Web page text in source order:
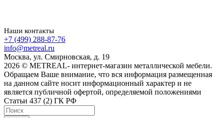
Наши контакты
+7 (499) 288-87-76
info@metreal.ru
Москва, ул. Смирновская, д. 19
2026 © METREAL- интернет-магазин металлической мебели.
Обращаем Ваше внимание, что вся информация размещенная
на данном сайте носит информационный характер и не
является публичной офертой, определяемой положениями
Статьи 437 (2) ГК РФ